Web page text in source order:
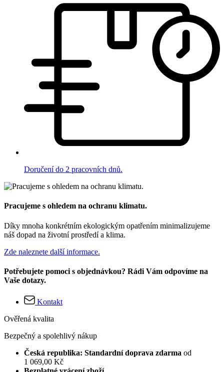
Doručení do 2 pracovních dnů.
Pracujeme s ohledem na ochranu klimatu.
Díky mnoha konkrétním ekologickým opatřením minimalizujeme
náš dopad na životní prostředí a klima.
Zde naleznete další informace.
Potřebujete pomoci s objednávkou? Rádi Vám odpovíme na
Vaše dotazy.
Kontakt
Ověřená kvalita
Bezpečný a spolehlivý nákup
Česká republika: Standardní doprava zdarma od
1 069,00 Kč